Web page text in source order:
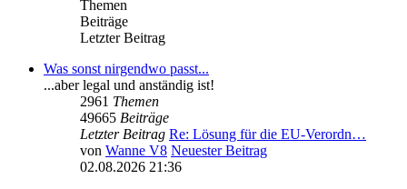
Themen
Beiträge
Letzter Beitrag
Was sonst nirgendwo passt...
...aber legal und anständig ist!
2961 Themen
49665 Beiträge
Letzter Beitrag Re: Lösung für die EU‑Verordn…
von Wanne V8 Neuester Beitrag
02.08.2026 21:36